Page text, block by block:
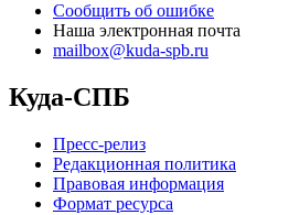
Сообщить об ошибке
Наша электронная почта
mailbox@kuda-spb.ru
Куда-СПБ
Пресс-релиз
Редакционная политика
Правовая информация
Формат ресурса